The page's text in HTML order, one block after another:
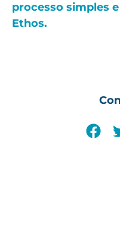
processo simples
Ethos.